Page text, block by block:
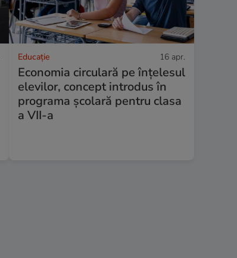
Educație 16 apr.
Economia circulară pe înțelesul
elevilor, concept introdus în
programa școlară pentru clasa
a VII-a